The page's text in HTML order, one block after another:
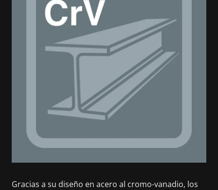
Gracias a su diseño en acero al cromo-vanadio, los